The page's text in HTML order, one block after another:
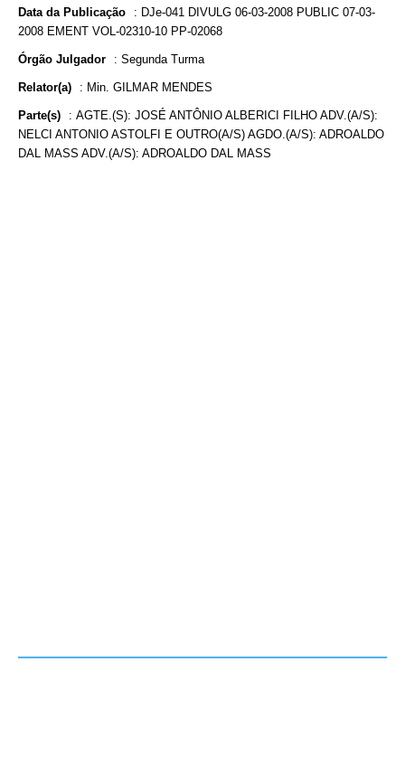
Data da Publicação : DJe-041 DIVULG 06-03-2008 PUBLIC 07-03-
2008 EMENT VOL-02310-10 PP-02068
Órgão Julgador : Segunda Turma
Relator(a) : Min. GILMAR MENDES
Parte(s) : AGTE.(S): JOSÉ ANTÔNIO ALBERICI FILHO ADV.(A/S):
NELCI ANTONIO ASTOLFI E OUTRO(A/S) AGDO.(A/S): ADROALDO
DAL MASS ADV.(A/S): ADROALDO DAL MASS